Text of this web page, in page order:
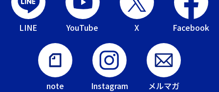
LINE YouTube X Facebook
note Instagram メルマガ